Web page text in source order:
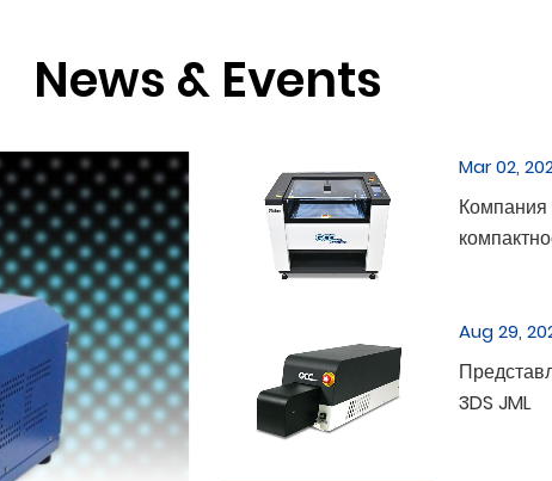
News & Events
Mar 02,
Компания
Aug 29,
3DS JML